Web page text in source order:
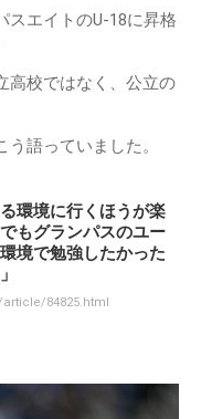
スエイトのU-18に昇格
高校ではなく、公立の
語っていました。
環境に行くほうが楽
もグランパスのユー
境で勉強したかった
84825.html